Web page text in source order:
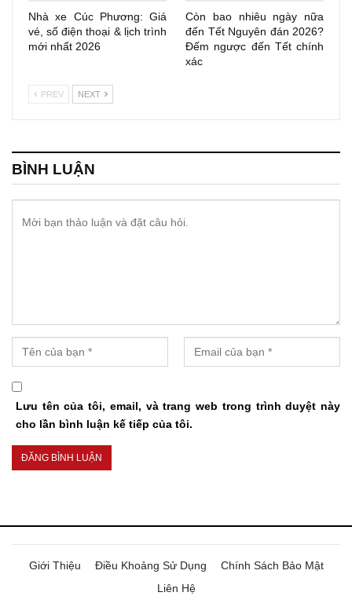
Nhà xe Cúc Phương: Giá
vé, số điện thoại & lịch trình
mới nhất 2026
Còn bao nhiêu ngày nữa
đến Tết Nguyên đán 2026?
Đếm ngược đến Tết chính
xác
PREV NEXT
BÌNH LUẬN
Lưu tên của tôi, email, và trang web trong trình duyệt này
cho lần bình luận kế tiếp của tôi.
Giới Thiệu Điều Khoảng Sử Dụng
Chính Sách Bảo Mật
Liên Hệ